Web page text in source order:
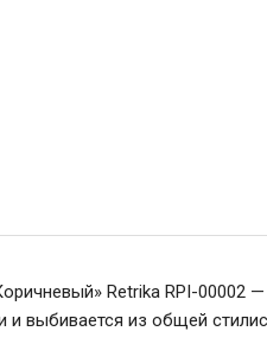
Retrika RPI-00002
и выбивается из общей